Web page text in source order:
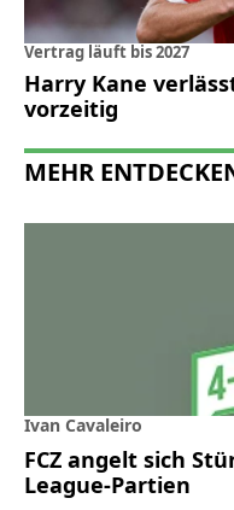
Vertrag läuft bis 2027
Harry Kane
vorzeitig
MEHR
Ivan Cavaleiro
FCZ angelt sich
League-Partien